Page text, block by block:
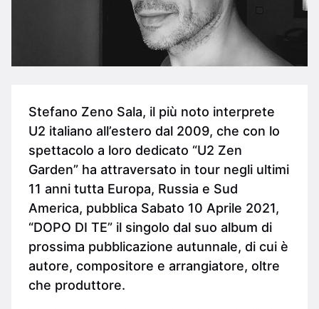
Stefano Zeno Sala, il più noto interprete
U2 italiano all’estero dal 2009, che con lo
spettacolo a loro dedicato “U2 Zen
Garden” ha attraversato in tour negli ultimi
11 anni tutta Europa, Russia e Sud
America, pubblica Sabato 10 Aprile 2021,
“DOPO DI TE” il singolo dal suo album di
prossima pubblicazione autunnale, di cui è
autore, compositore e arrangiatore, oltre
che produttore.